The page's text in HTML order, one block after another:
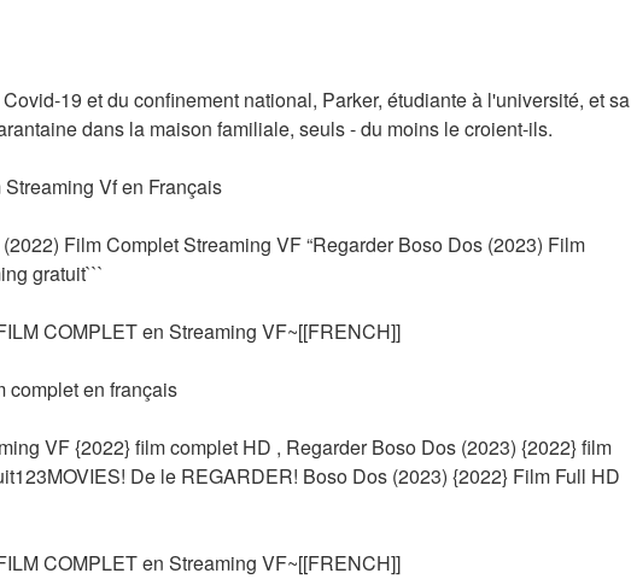
19 et du confinement national, Parker, étudiante à l'université, et sa
dans la maison familiale, seuls - du moins le croient-ils.
Vf en Français
Film Complet Streaming VF “Regarder Boso Dos (2023) Film
gratuit```
COMPLET en Streaming VF~[[FRENCH]]
complet en français
VF {2022} film complet HD , Regarder Boso Dos (2023) {2022} film
De le REGARDER! Boso Dos (2023) {2022} Film Full HD
COMPLET en Streaming VF~[[FRENCH]]